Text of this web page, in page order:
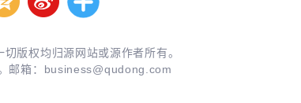
版权均归源网站或源作者所有。
邮箱： business@qudong.com